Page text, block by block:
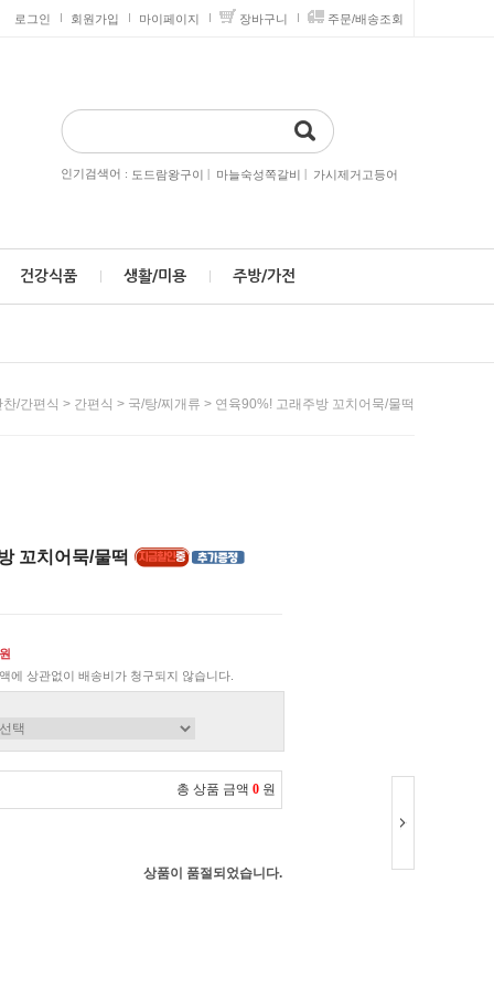
로그인 회원가입 마이페이지 장바구니 주문/배송조회
인기검색어 : 도드람왕구이 | 마늘숙성쪽갈비 | 가시제거고등어
건강식품 생활/미용 주방/가전
찬/간편식 > 간편식 > 국/탕/찌개류 > 연육90%! 고래주방 꼬치어묵/물떡
꼬치어묵/물떡
에 상관없이 배송비가 청구되지 않습니다.
총 상품 금액 0 원
상품이 품절되었습니다.